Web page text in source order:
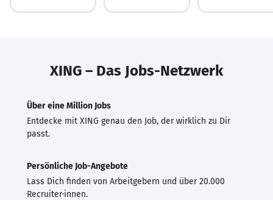
XING – Das Jobs-Netzwerk
Über eine Million Jobs
Entdecke mit XING genau den Job, der wirklich zu Dir
passt.
Persönliche Job-Angebote
Lass Dich finden von Arbeitgebern und über 20.000
Recruiter·innen.